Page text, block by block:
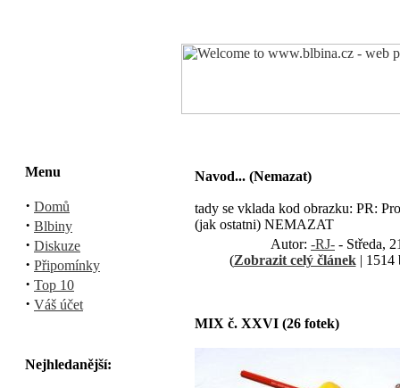
Menu
· Domů
· Blbiny
· Diskuze
· Připomínky
· Top 10
· Váš účet
Nejhledanější:
Navod... (Nemazat)
tady se vklada kod obrazku: PR:
(jak ostatni) NEMAZAT
Autor: -RJ- - Středa,
(Zobrazit celý článek| 1514
MIX č. XXVI (26 fotek)